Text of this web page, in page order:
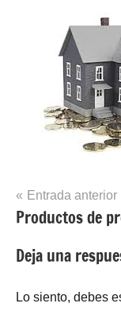
Navegación
de
entradas
Entrada anterior
Productos de
Deja una
Lo siento, debes